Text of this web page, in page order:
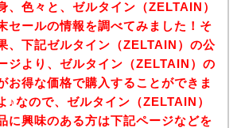
、色々と、ゼルタイン（ZELTAIN）
セールの情報を調べてみました！そ
、下記ゼルタイン（ZELTAIN）の公
ジより、ゼルタイン（ZELTAIN）の
お得な価格で購入することができま
♪なので、ゼルタイン（ZELTAIN）
に興味のある方は下記ページなどを